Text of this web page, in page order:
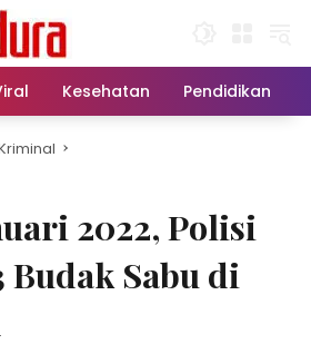
Kesehatan Pendidikan
2022, Polisi
Budak Sabu di